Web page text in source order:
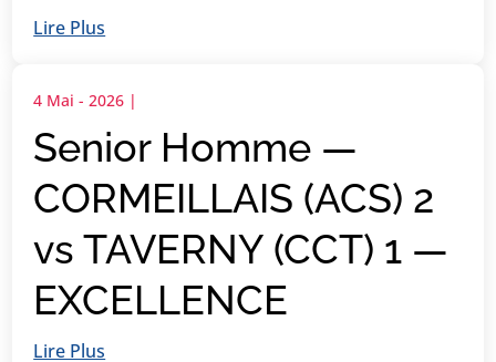
Lire Plus
Senior Homme —
CORMEILLAIS (ACS) 2
vs TAVERNY (CCT) 1 —
EXCELLENCE
4 Mai - 2026 |
Lire Plus